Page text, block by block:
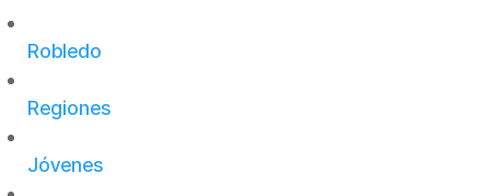
Robledo
Regiones
Jóvenes